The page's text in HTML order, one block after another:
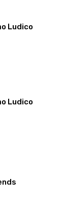
Ludico
Ludico